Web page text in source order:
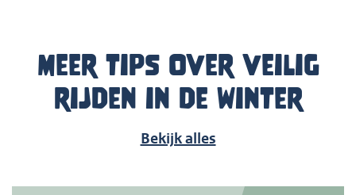
Meer tips over veilig
rijden in de winter
Bekijk alles